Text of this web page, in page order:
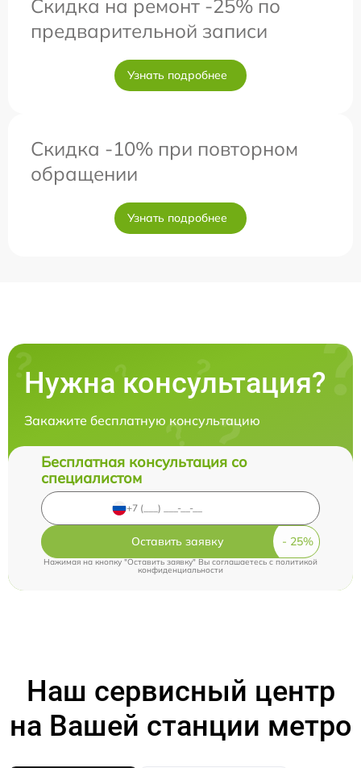
Скидка на ремонт -25% по
предварительной записи
Узнать подробнее
Скидка -10% при повторном
обращении
Узнать подробнее
Нужна консультация?
Закажите бесплатную консультацию
Бесплатная консультация со
специалистом
Оставить заявку
Нажимая на кнопку "Оставить заявку" Вы соглашаетесь cполитикой
конфиденциальности
Наш сервисный центр
на Вашей станции метро